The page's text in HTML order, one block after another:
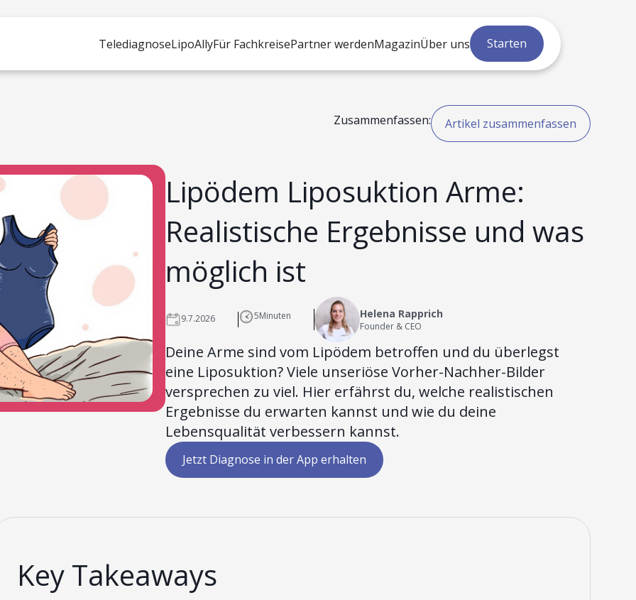
TelediagnoseLipoAllyFür FachkreisePartner werdenMagazinÜber uns Starten
Zusammenfassen:
Artikel zusammenfassen
Lipödem Liposuktion Arme:
Realistische Ergebnisse und was
möglich ist
9.7.2026 5Minuten Helena Rapprich
Founder & CEO
Deine Arme sind vom Lipödem betroffen und du überlegst
eine Liposuktion? Viele unseriöse Vorher-Nachher-Bilder
versprechen zu viel. Hier erfährst du, welche realistischen
Ergebnisse du erwarten kannst und wie du deine
Lebensqualität verbessern kannst.
Jetzt Diagnose in der App erhalten
Key Takeaways